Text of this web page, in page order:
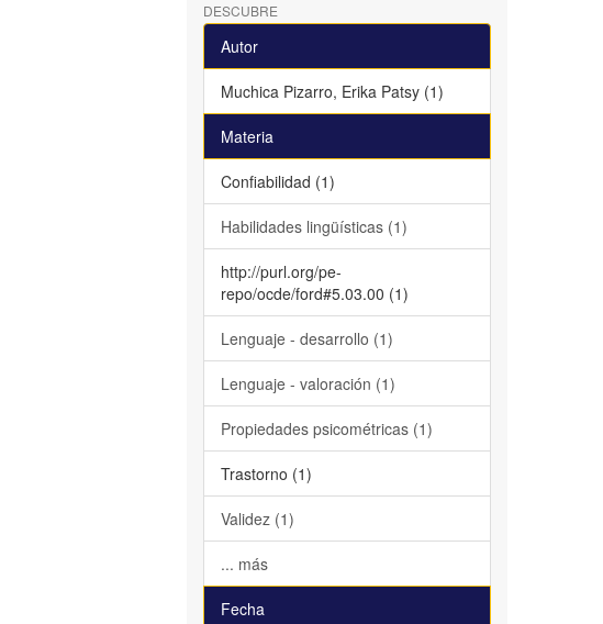
DESCUBRE
Autor
Muchica Pizarro, Erika Patsy (1)
Materia
Confiabilidad (1)
Habilidades lingüísticas (1)
http://purl.org/pe-
repo/ocde/ford#5.03.00 (1)
Lenguaje - desarrollo (1)
Lenguaje - valoración (1)
Propiedades psicométricas (1)
Trastorno (1)
Validez (1)
... más
Fecha